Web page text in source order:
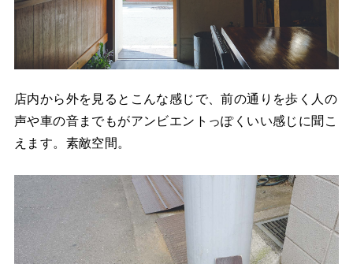
店内から外を見るとこんな感じで、前の通りを歩く人の
声や車の音までもがアンビエントっぽくいい感じに聞こ
えます。素敵空間。